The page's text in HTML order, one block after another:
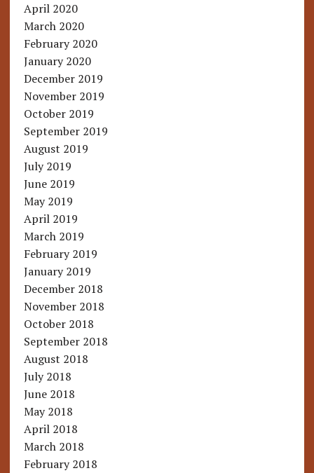
April 2020
March 2020
February 2020
January 2020
December 2019
November 2019
October 2019
September 2019
August 2019
July 2019
June 2019
May 2019
April 2019
March 2019
February 2019
January 2019
December 2018
November 2018
October 2018
September 2018
August 2018
July 2018
June 2018
May 2018
April 2018
March 2018
February 2018